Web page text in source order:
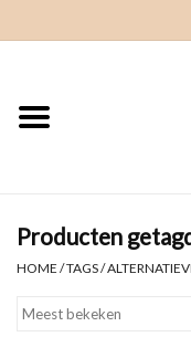
Home
Kleding
Producten
HOME /TAGS/